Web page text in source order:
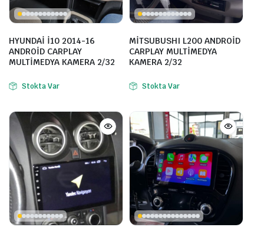
HYUNDAİ İ10 2014-16
ANDROİD CARPLAY
MULTİMEDYA KAMERA 2/32
Stokta Var
MİTSUBUSHI L200 ANDROİD
CARPLAY MULTİMEDYA
KAMERA 2/32
Stokta Var